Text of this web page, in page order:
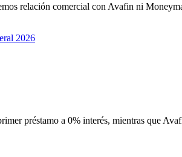
relación comercial con Avafin ni
2026
préstamo a 0% interés, mientras que